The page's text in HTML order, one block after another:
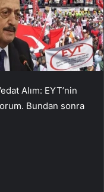
Alım: EYT’nin
Bundan sonra